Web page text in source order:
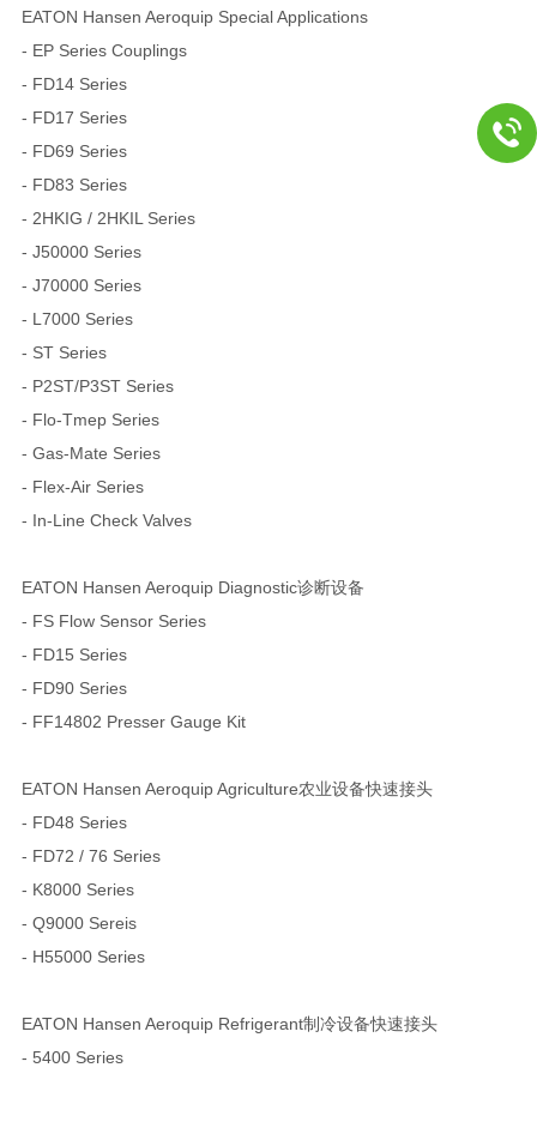
EATON Hansen Aeroquip Special Applications
- EP Series Couplings
- FD14 Series
- FD17 Series
- FD69 Series
- FD83 Series
- 2HKIG / 2HKIL Series
- J50000 Series
- J70000 Series
- L7000 Series
- ST Series
- P2ST/P3ST Series
- Flo-Tmep Series
- Gas-Mate Series
- Flex-Air Series
- In-Line Check Valves
EATON Hansen Aeroquip Diagnostic诊断设备
- FS Flow Sensor Series
- FD15 Series
- FD90 Series
- FF14802 Presser Gauge Kit
EATON Hansen Aeroquip Agriculture农业设备快速接头
- FD48 Series
- FD72 / 76 Series
- K8000 Series
- Q9000 Sereis
- H55000 Series
EATON Hansen Aeroquip Refrigerant制冷设备快速接头
- 5400 Series